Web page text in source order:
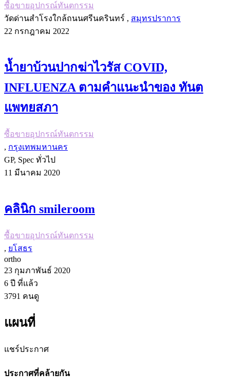
ซื้อขายอุปกรณ์ทันตกรรม
วัดด่านสำโรงใกล้ถนนศรีนครินทร์ , สมุทรปราการ
22 กรกฎาคม 2022
น้ำยาบ้วนปากฆ่าไวรัส COVID,
INFLUENZA ตามคำแนะนำของ ทันต
แพทยสภา
ซื้อขายอุปกรณ์ทันตกรรม
, กรุงเทพมหานคร
GP, Spec ทั่วไป
11 มีนาคม 2020
คลินิก smileroom
ซื้อขายอุปกรณ์ทันตกรรม
, ยโสธร
ortho
23 กุมภาพันธ์ 2020
6 ปี ที่แล้ว
3791 คนดู
แผนที่
แชร์ประกาศ
ประกาศที่คล้ายกัน